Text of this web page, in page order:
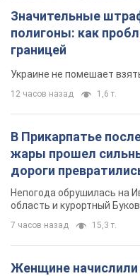
Значительные
полигоны: как
границей
Украине не помешает
12 часов назад 1,6 т.
В Прикарпатье
жары прошел
дороги
Непогода обрушилась на
область и курортный
7 часов назад 15,3 т.
Женщине начислили